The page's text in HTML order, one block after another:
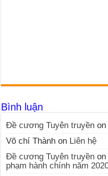
Bình luận
Đề cương Tuyên truyền on
Võ chí Thành on Liên hệ
Đề cương Tuyên truyền on
phạm hành chính năm